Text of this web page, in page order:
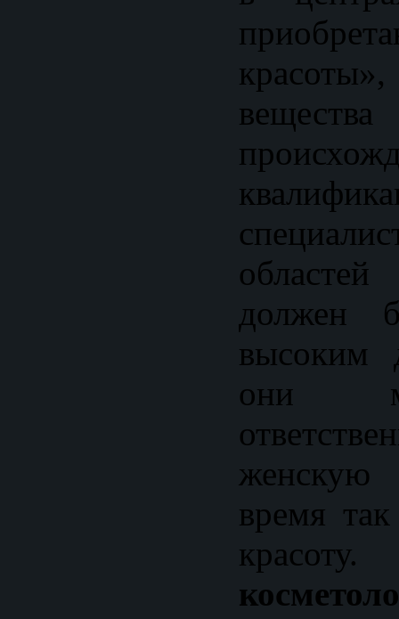
должен
высоким
они
женскую
время